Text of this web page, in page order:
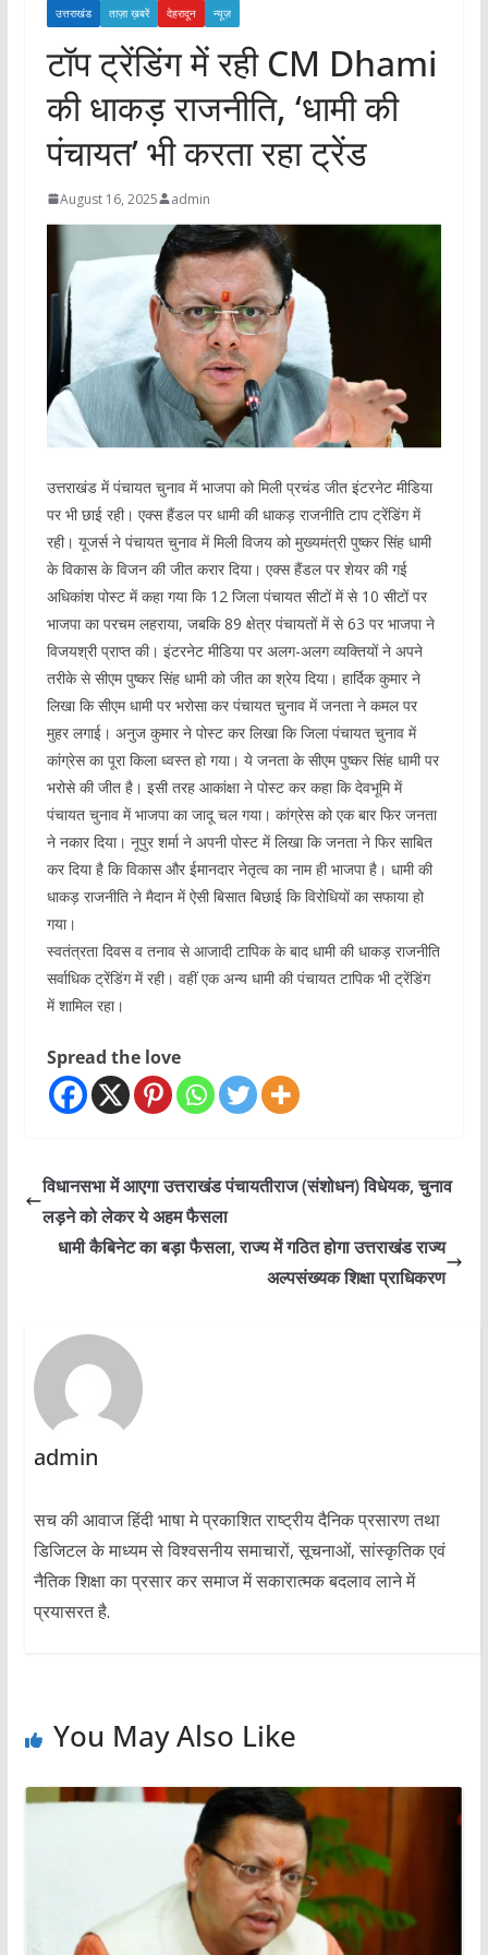
उत्तराखंड ताज़ा ख़बरें देहरादून न्यूज़
टॉप ट्रेंडिंग में रही CM Dhami
की धाकड़ राजनीति, ‘धामी की
पंचायत’ भी करता रहा ट्रेंड
August 16, 2025 admin
उत्तराखंड में पंचायत चुनाव में भाजपा को मिली प्रचंड जीत इंटरनेट मीडिया
पर भी छाई रही। एक्स हैंडल पर धामी की धाकड़ राजनीति टाप ट्रेंडिंग में
रही। यूजर्स ने पंचायत चुनाव में मिली विजय को मुख्यमंत्री पुष्कर सिंह धामी
के विकास के विजन की जीत करार दिया। एक्स हैंडल पर शेयर की गई
अधिकांश पोस्ट में कहा गया कि 12 जिला पंचायत सीटों में से 10 सीटों पर
भाजपा का परचम लहराया, जबकि 89 क्षेत्र पंचायतों में से 63 पर भाजपा ने
विजयश्री प्राप्त की। इंटरनेट मीडिया पर अलग-अलग व्यक्तियों ने अपने
तरीके से सीएम पुष्कर सिंह धामी को जीत का श्रेय दिया। हार्दिक कुमार ने
लिखा कि सीएम धामी पर भरोसा कर पंचायत चुनाव में जनता ने कमल पर
मुहर लगाई। अनुज कुमार ने पोस्ट कर लिखा कि जिला पंचायत चुनाव में
कांग्रेस का पूरा किला ध्वस्त हो गया। ये जनता के सीएम पुष्कर सिंह धामी पर
भरोसे की जीत है। इसी तरह आकांक्षा ने पोस्ट कर कहा कि देवभूमि में
पंचायत चुनाव में भाजपा का जादू चल गया। कांग्रेस को एक बार फिर जनता
ने नकार दिया। नूपुर शर्मा ने अपनी पोस्ट में लिखा कि जनता ने फिर साबित
कर दिया है कि विकास और ईमानदार नेतृत्व का नाम ही भाजपा है। धामी की
धाकड़ राजनीति ने मैदान में ऐसी बिसात बिछाई कि विरोधियों का सफाया हो
गया।
स्वतंत्रता दिवस व तनाव से आजादी टापिक के बाद धामी की धाकड़ राजनीति
सर्वाधिक ट्रेंडिंग में रही। वहीं एक अन्य धामी की पंचायत टापिक भी ट्रेंडिंग
में शामिल रहा।
Spread the love
विधानसभा में आएगा उत्तराखंड पंचायतीराज (संशोधन) विधेयक, चुनाव
लड़ने को लेकर ये अहम फैसला
धामी कैबिनेट का बड़ा फैसला, राज्‍य में गठित होगा उत्तराखंड राज्य
अल्पसंख्यक शिक्षा प्राधिकरण
admin
सच की आवाज हिंदी भाषा मे प्रकाशित राष्ट्रीय दैनिक प्रसारण तथा
डिजिटल के माध्यम से विश्वसनीय समाचारों, सूचनाओं, सांस्कृतिक एवं
नैतिक शिक्षा का प्रसार कर समाज में सकारात्मक बदलाव लाने में
प्रयासरत है.
You May Also Like